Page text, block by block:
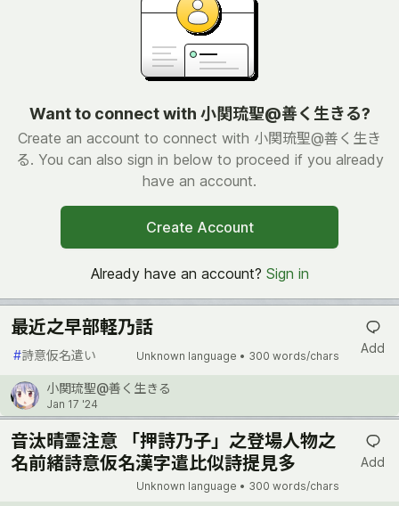
Want to connect with 小関琉聖@善く生きる?
Create an account to connect with 小関琉聖@善く生き
る. You can also sign in below to proceed if you already
have an account.
Create Account
Already have an account? Sign in
最近之早部軽乃話
#詩意仮名遣い Unknown language • 300 words/chars
Add
小関琉聖@善く生きる
Jan 17 '24
音汰晴霊注意 「押詩乃子」之登場人物之
名前緒詩意仮名漢字遣比似詩提見多
Unknown language • 300 words/chars
Add